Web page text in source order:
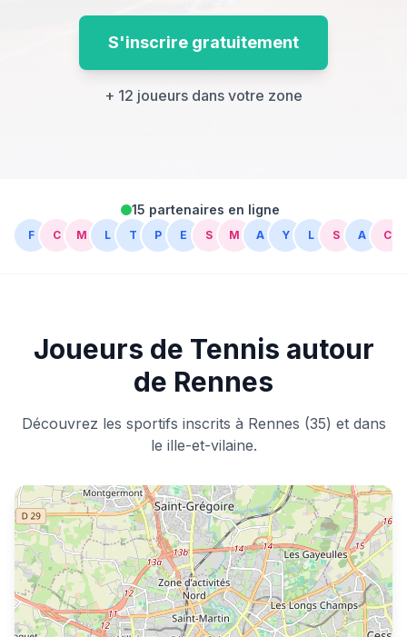
S'inscrire gratuitement
+ 12 joueurs dans votre zone
15 partenaires en ligne
F C M L T P E S M A Y L S A C
Joueurs de Tennis autour
de Rennes
Découvrez les sportifs inscrits à Rennes (35) et dans
le ille-et-vilaine.